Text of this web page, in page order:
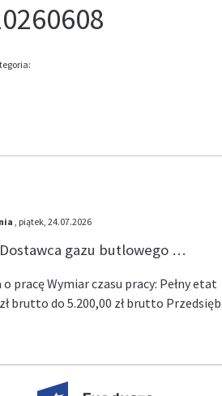
, piątek, 24.07.2026
gazu butlowego …
pracę Wymiar czasu pracy: Pełny etat
brutto do 5.200,00 zł brutto